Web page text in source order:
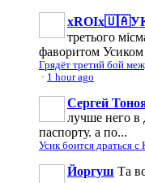
третього
фаворитом Усиком
Грядёт третий бой
· 1 hour ago
Сергей
лучше него в
паспорту. а по...
Усик боится драться
Йоргуш Та